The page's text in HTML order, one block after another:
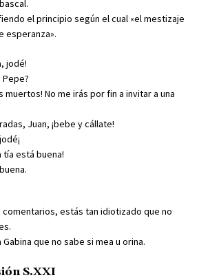
el principio según el cual «el mestizaje
esperanza».
jodé!
Pepe?
muertos! No me irás por fin a invitar a una
Juan, ¡bebe y cállate!
tía está buena!
comentarios, estás tan idiotizado que no
que no sabe si mea u orina.
S.XXI